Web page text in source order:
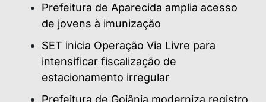
Prefeitura de Aparecida amplia acesso
de jovens à imunização
SET inicia Operação Via Livre para
intensificar fiscalização de
estacionamento irregular
Prefeitura de Goiânia moderniza registro